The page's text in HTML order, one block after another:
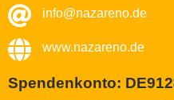
info@nazareno.de
www.nazareno.de
Spendenkonto: